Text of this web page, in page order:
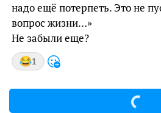
надо ещё потерпеть. Это не
вопрос жизни…»
Не забыли еще?
1